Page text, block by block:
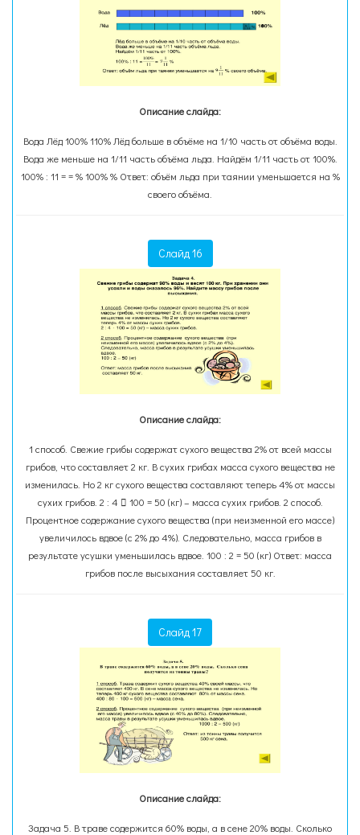
Описание слайда:
Вода Лёд 100% 110% Лёд больше в объёме на 1/10 часть от объёма воды.
Вода же меньше на 1/11 часть объёма льда. Найдём 1/11 часть от 100%.
100% : 11 = = % 100% % Ответ: объём льда при таянии уменьшается на %
своего объёма.
Слайд 16
Описание слайда:
1 способ. Свежие грибы содержат сухого вещества 2% от всей массы
грибов, что составляет 2 кг. В сухих грибах масса сухого вещества не
изменилась. Но 2 кг сухого вещества составляют теперь 4% от массы
сухих грибов. 2 : 4  100 = 50 (кг) – масса сухих грибов. 2 способ.
Процентное содержание сухого вещества (при неизменной его массе)
увеличилось вдвое (с 2% до 4%). Следовательно, масса грибов в
результате усушки уменьшилась вдвое. 100 : 2 = 50 (кг) Ответ: масса
грибов после высыхания составляет 50 кг.
Слайд 17
Описание слайда:
Задача 5. В траве содержится 60% воды, а в сене 20% воды. Сколько